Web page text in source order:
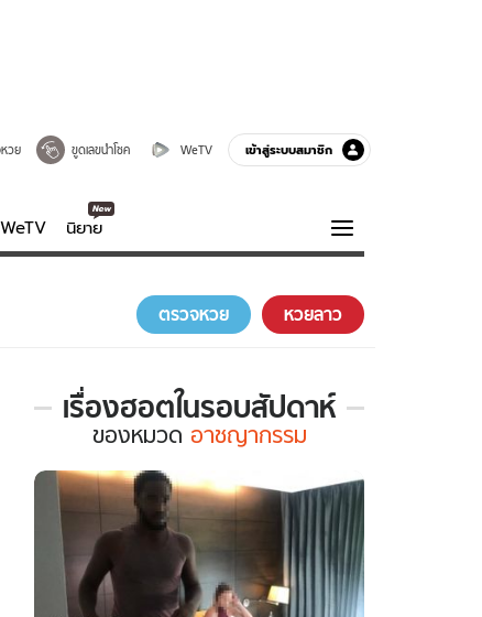
วย ขูดเลขนำโชค WeTV เข้าสู่ระบบสมาชิก
นิยาย
ความรู้รอบตัว
ฮาวทู
ตรวจหวย หวยลาว
เรื่องฮอตในรอบสัปดาห์
เรื่อง
ใน
รอบ
สัปดาห์
หมวด
อาชญากรรม
ของหมวด อาชญากรรม